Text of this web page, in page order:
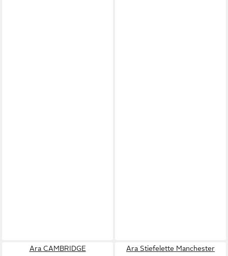
Ara CAMBRIDGE
Ara Stiefelette Manchester